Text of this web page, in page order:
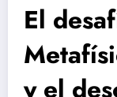
El
y el